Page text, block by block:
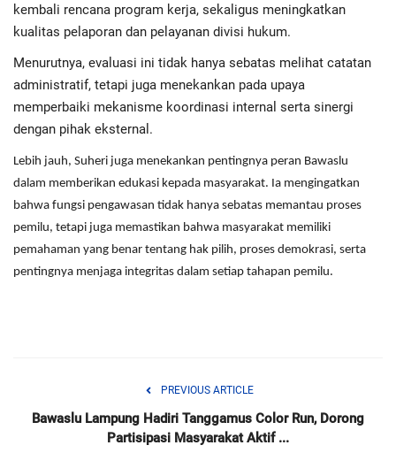
kembali rencana program kerja, sekaligus meningkatkan
kualitas pelaporan dan pelayanan divisi hukum.
Menurutnya, evaluasi ini tidak hanya sebatas melihat catatan
administratif, tetapi juga menekankan pada upaya
memperbaiki mekanisme koordinasi internal serta sinergi
dengan pihak eksternal.
Lebih jauh, Suheri juga menekankan pentingnya peran Bawaslu
dalam memberikan edukasi kepada masyarakat. Ia mengingatkan
bahwa fungsi pengawasan tidak hanya sebatas memantau proses
pemilu, tetapi juga memastikan bahwa masyarakat memiliki
pemahaman yang benar tentang hak pilih, proses demokrasi, serta
pentingnya menjaga integritas dalam setiap tahapan pemilu.
PREVIOUS ARTICLE
Bawaslu Lampung Hadiri Tanggamus Color Run, Dorong
Partisipasi Masyarakat Aktif ...